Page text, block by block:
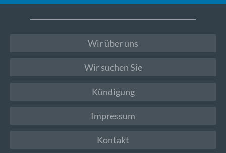
Wir über uns
Wir suchen Sie
Kündigung
Impressum
Kontakt